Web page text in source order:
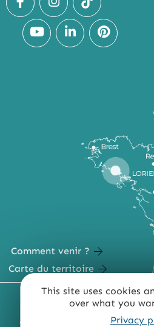
This site uses cookies
over what you
Privacy
Comment venir ?
Carte du territoire
MENTIONS LÉGALES
ACCESSIBILITÉ : NON